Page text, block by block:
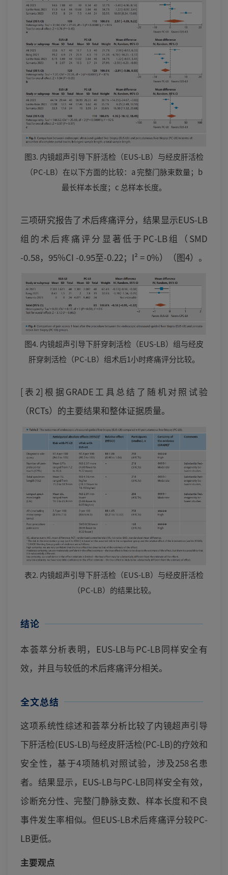
图3. 内镜超声引导下肝活检（EUS-LB）与经皮肝活检
（PC-LB）在以下方面的比较：a 完整门脉束数量；b
最长样本长度；c 总样本长度。
三项研究报告了术后疼痛评分，结果显示EUS-LB
组的术后疼痛评分显著低于PC-LB组（SMD
-0.58，95%CI -0.95至-0.22；I² = 0%）（图4）。
图4. 内镜超声引导下肝穿刺活检（EUS-LB）组与经皮
肝穿刺活检（PC-LB）组术后1小时疼痛评分比较。
[表2]根据GRADE工具总结了随机对照试验
（RCTs）的主要结果和整体证据质量。
表2. 内镜超声引导下肝活检（EUS-LB）与经皮肝活检
（PC-LB）的结果比较。
结论
本荟萃分析表明，EUS-LB与PC-LB同样安全有
效，并且与较低的术后疼痛评分相关。
全文总结
这项系统性综述和荟萃分析比较了内镜超声引导
下肝活检(EUS-LB)与经皮肝活检(PC-LB)的疗效和
安全性，基于4项随机对照试验，涉及258名患
者。结果显示，EUS-LB与PC-LB同样安全有效，
诊断充分性、完整门静脉支数、样本长度和不良
事件发生率相似。但EUS-LB术后疼痛评分较PC-
LB更低。
主要观点